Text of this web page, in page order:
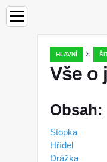
HLAVNÍ ›
Vše o
Obsah:
Stopka
Hřídel
Drážka